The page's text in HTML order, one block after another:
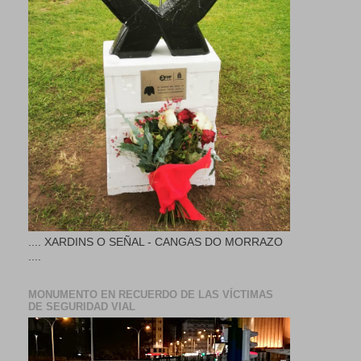
.... XARDINS O SEÑAL - CANGAS DO MORRAZO
MONUMENTO EN RECUERDO DE LAS VÍCTIMAS
DE SEGURIDAD VIAL